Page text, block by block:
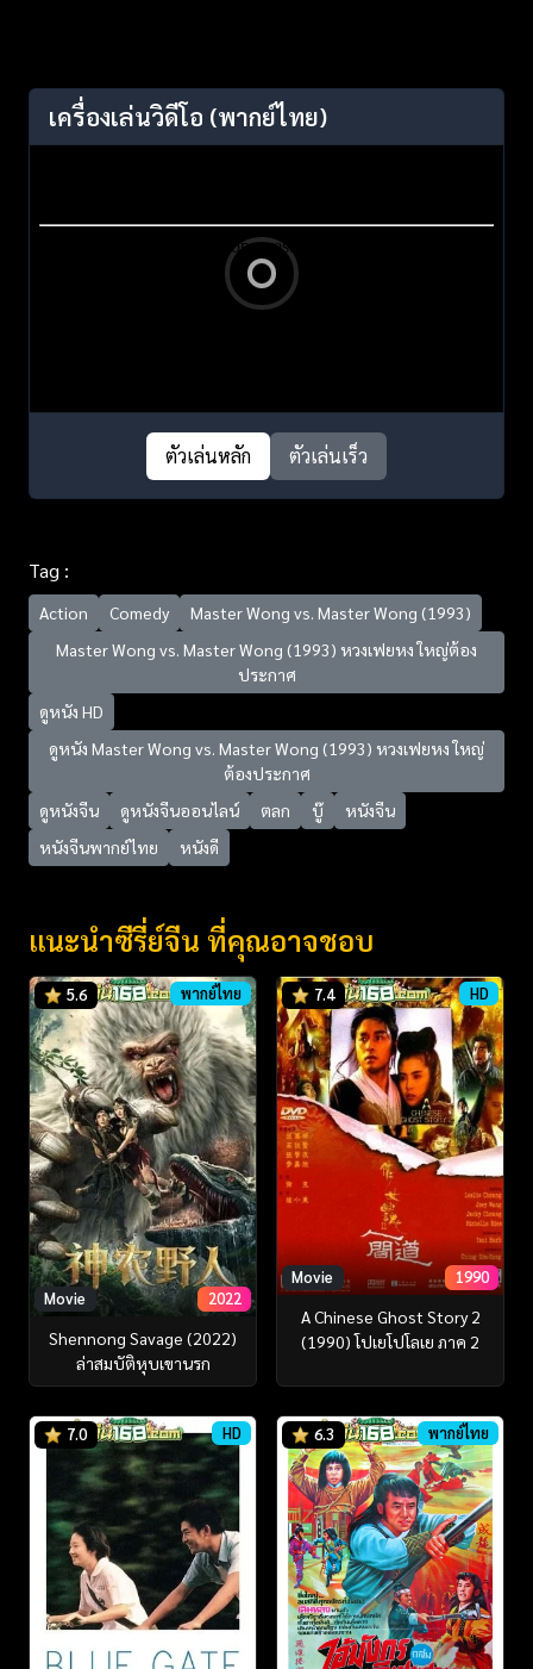
เครื่องเล่นวิดีโอ (พากย์ไทย)
ตัวเล่นหลัก ตัวเล่นเร็ว
Tag :
Action Comedy
Master Wong vs. Master Wong (1993)
Master Wong vs. Master Wong (1993) หวงเฟยหง ใหญ่ต้อง
ประกาศ
ดูหนัง HD
ดูหนัง Master Wong vs. Master Wong (1993) หวงเฟยหง ใหญ่
ต้องประกาศ
ดูหนังจีน
ดูหนังจีนออนไลน์ ตลก บู๊
หนังจีน
หนังจีนพากย์ไทย
หนังดี
แนะนำซีรี่ย์จีน ที่คุณอาจชอบ
5.6 พากย์ไทย
Movie 2022
Shennong Savage (2022)
ล่าสมบัติหุบเขานรก
7.4 HD
Movie 1990
A Chinese Ghost Story 2
(1990) โปเยโปโลเย ภาค 2
7.0 HD 6.3 พากย์ไทย